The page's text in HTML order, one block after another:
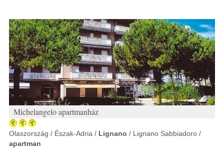
Michelangelo apartmanház
Olaszország / Észak-Adria / Lignano / Lignano Sabbiadoro /
apartman